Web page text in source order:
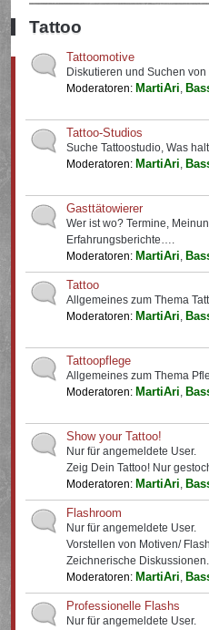
Tattoo
Tattoomotive
Diskutieren und Suchen von
Moderatoren: MartiAri,
Tattoo-Studios
Suche Tattoostudio, Was
Moderatoren: MartiAri,
Gasttätowierer
Wer ist wo? Termine,
Erfahrungsberichte….
Moderatoren: MartiAri,
Tattoo
Allgemeines zum Thema
Moderatoren: MartiAri,
Tattoopflege
Allgemeines zum Thema
Moderatoren: MartiAri,
Show your Tattoo!
Nur für angemeldete User.
Zeig Dein Tattoo! Nur
Moderatoren: MartiAri,
Flashroom
Nur für angemeldete User.
Vorstellen von Motiven/
Zeichnerische Diskussionen.
Moderatoren: MartiAri,
Professionelle Flashs
Nur für angemeldete User.